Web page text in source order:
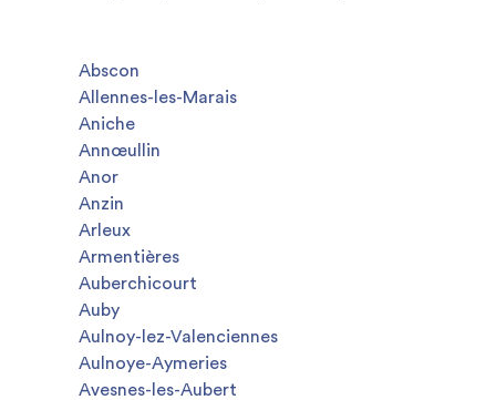
Abscon
Allennes-les-Marais
Aniche
Annœullin
Anor
Anzin
Arleux
Armentières
Auberchicourt
Auby
Aulnoy-lez-Valenciennes
Aulnoye-Aymeries
Avesnes-les-Aubert